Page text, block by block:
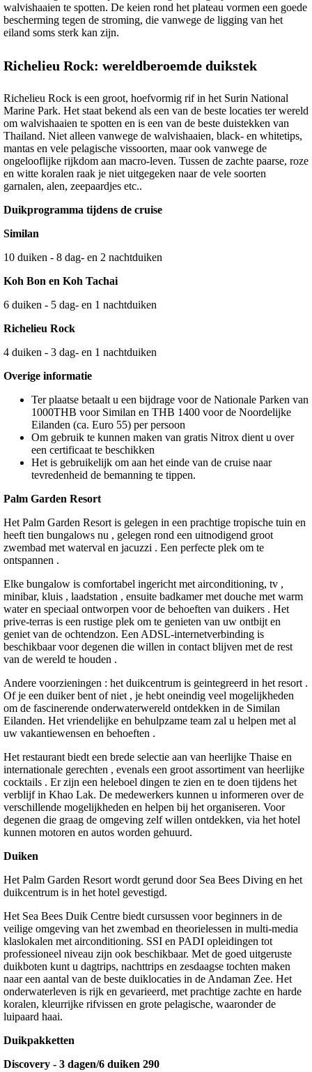
walvishaaien te spotten. De keien rond het plateau vormen een goede
bescherming tegen de stroming, die vanwege de ligging van het
eiland soms sterk kan zijn.
Richelieu Rock: wereldberoemde duikstek
Richelieu Rock is een groot, hoefvormig rif in het Surin National
Marine Park. Het staat bekend als een van de beste locaties ter wereld
om walvishaaien te spotten en is een van de beste duistekken van
Thailand. Niet alleen vanwege de walvishaaien, black- en whitetips,
mantas en vele pelagische vissoorten, maar ook vanwege de
ongelooflijke rijkdom aan macro-leven. Tussen de zachte paarse, roze
en witte koralen raak je niet uitgegeken naar de vele soorten
garnalen, alen, zeepaardjes etc..
Duikprogramma tijdens de cruise
Similan
10 duiken - 8 dag- en 2 nachtduiken
Koh Bon en Koh Tachai
6 duiken - 5 dag- en 1 nachtduiken
Richelieu Rock
4 duiken - 3 dag- en 1 nachtduiken
Overige informatie
Ter plaatse betaalt u een bijdrage voor de Nationale Parken van
1000THB voor Similan en THB 1400 voor de Noordelijke
Eilanden (ca. Euro 55) per persoon
Om gebruik te kunnen maken van gratis Nitrox dient u over
een certificaat te beschikken
Het is gebruikelijk om aan het einde van de cruise naar
tevredenheid de bemanning te tippen.
Palm Garden Resort
Het Palm Garden Resort is gelegen in een prachtige tropische tuin en
heeft tien bungalows nu , gelegen rond een uitnodigend groot
zwembad met waterval en jacuzzi . Een perfecte plek om te
ontspannen .
Elke bungalow is comfortabel ingericht met airconditioning, tv ,
minibar, kluis , laadstation , ensuite badkamer met douche met warm
water en speciaal ontworpen voor de behoeften van duikers . Het
prive-terras is een rustige plek om te genieten van uw ontbijt en
geniet van de ochtendzon. Een ADSL-internetverbinding is
beschikbaar voor degenen die willen in contact blijven met de rest
van de wereld te houden .
Andere voorzieningen : het duikcentrum is geintegreerd in het resort .
Of je een duiker bent of niet , je hebt oneindig veel mogelijkheden
om de fascinerende onderwaterwereld ontdekken in de Similan
Eilanden. Het vriendelijke en behulpzame team zal u helpen met al
uw vakantiewensen en behoeften .
Het restaurant biedt een brede selectie aan van heerlijke Thaise en
internationale gerechten , evenals een groot assortiment van heerlijke
cocktails . Er zijn een heleboel dingen te zien en te doen tijdens het
verblijf in Khao Lak. De medewerkers kunnen u informeren over de
verschillende mogelijkheden en helpen bij het organiseren. Voor
degenen die graag de omgeving zelf willen ontdekken, via het hotel
kunnen motoren en autos worden gehuurd.
Duiken
Het Palm Garden Resort wordt gerund door Sea Bees Diving en het
duikcentrum is in het hotel gevestigd.
Het Sea Bees Duik Centre biedt cursussen voor beginners in de
veilige omgeving van het zwembad en theorielessen in multi-media
klaslokalen met airconditioning. SSI en PADI opleidingen tot
professioneel niveau zijn ook beschikbaar. Met de goed uitgeruste
duikboten kunt u dagtrips, nachttrips en zesdaagse tochten maken
naar een aantal van de beste duiklocaties in de Andaman Zee. Het
onderwaterleven is rijk en gevarieerd, met prachtige zachte en harde
koralen, kleurrijke rifvissen en grote pelagische, waaronder de
luipaard haai.
Duikpakketten
Discovery - 3 dagen/6 duiken 290